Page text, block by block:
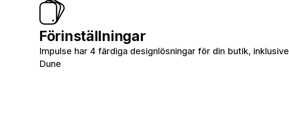
Förinställningar
Impulse har 4 färdiga designlösningar för din butik, inklusive
Dune